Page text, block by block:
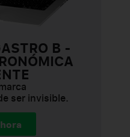
B -
ser invisible.